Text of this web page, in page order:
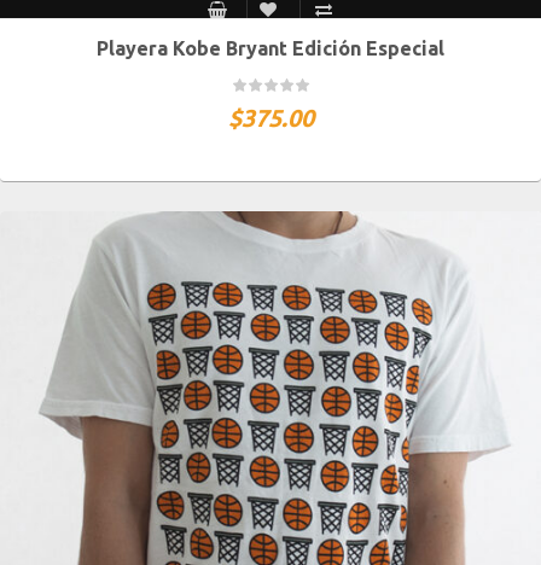
CH M G XG XXG
Playera Kobe Bryant Edición Especial
$375.00